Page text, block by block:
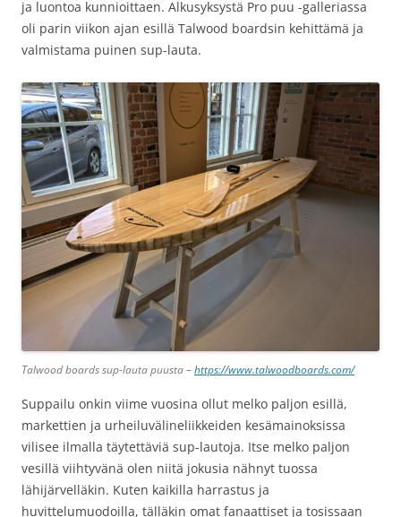
ja luontoa kunnioittaen. Alkusyksystä Pro puu -galleriassa
oli parin viikon ajan esillä Talwood boardsin kehittämä ja
valmistama puinen sup-lauta.
Talwood boards sup-lauta puusta –https://www.talwoodboards.com/
Suppailu onkin viime vuosina ollut melko paljon esillä,
markettien ja urheiluvälineliikkeiden kesämainoksissa
vilisee ilmalla täytettäviä sup-lautoja. Itse melko paljon
vesillä viihtyvänä olen niitä jokusia nähnyt tuossa
lähijärvelläkin. Kuten kaikilla harrastus ja
huvittelumuodoilla, tälläkin omat fanaattiset ja tosissaan